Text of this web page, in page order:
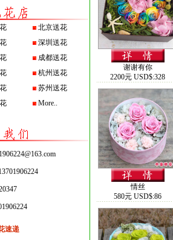
北京送花
深圳送花
成都送花
杭州送花
苏州送花
More..
速递
谢谢有你
2200元 USD$:328
情丝
580元 USD$:86